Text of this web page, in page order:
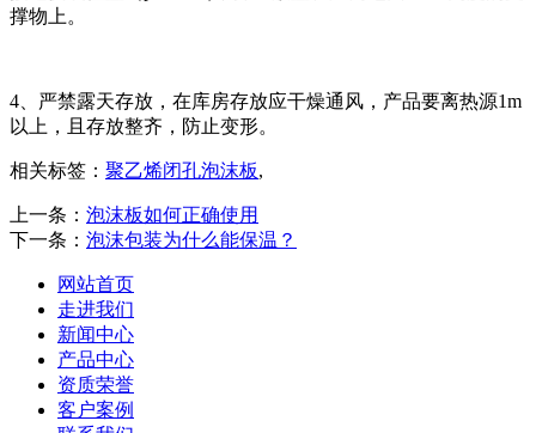
撑物上。
4、严禁露天存放，在库房存放应干燥通风，产品要离热源1m
以上，且存放整齐，防止变形。
相关标签： 聚乙烯闭孔泡沫板,
上一条： 泡沫板如何正确使用
下一条： 泡沫包装为什么能保温？
网站首页
走进我们
新闻中心
产品中心
资质荣誉
客户案例